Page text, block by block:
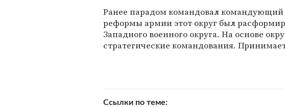
Ранее парадом командовал
реформы армии этот округ был
Западного военного округа. На основе
стратегические командования.
Ссылки по теме